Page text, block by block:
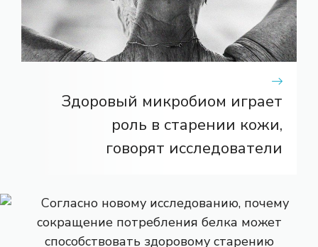
Здоровый микробиом играет
роль в старении кожи,
говорят исследователи